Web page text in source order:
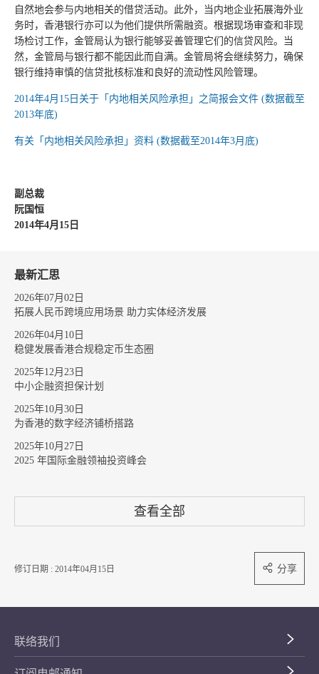
自然地会参与内地相关的借贷活动。此外，当内地企业拓展海外业
务时，香港银行亦可以为他们提供所需融资。根据现场审查和非现
场检讨工作，金管局认为银行能够妥善管理它们的信贷风险。当
然，金管局与银行都不能因此而自满。金管局将会继续努力，确保
银行维持审慎的信贷批核标准和良好的流动性风险管理。
2014年4月15日关于「内地相关风险承担」之简报会文件 (数据截至
2013年底)
有关「内地相关风险承担」资料 (数据截至2014年3月底)
副总裁
阮国恒
2014年4月15日
最新汇思
2026年07月02日
拓展人民币跨境应用场景 助力实体经济发展
2026年04月10日
稳健发展香港合规稳定币生态圈
2025年12月23日
中小企融资担保计划
2025年10月30日
为香港的数字经济铺桥搭路
2025年10月27日
2025 年国际金融领袖投资峰会
查看全部
修订日期 : 2014年04月15日 分享
联络我们